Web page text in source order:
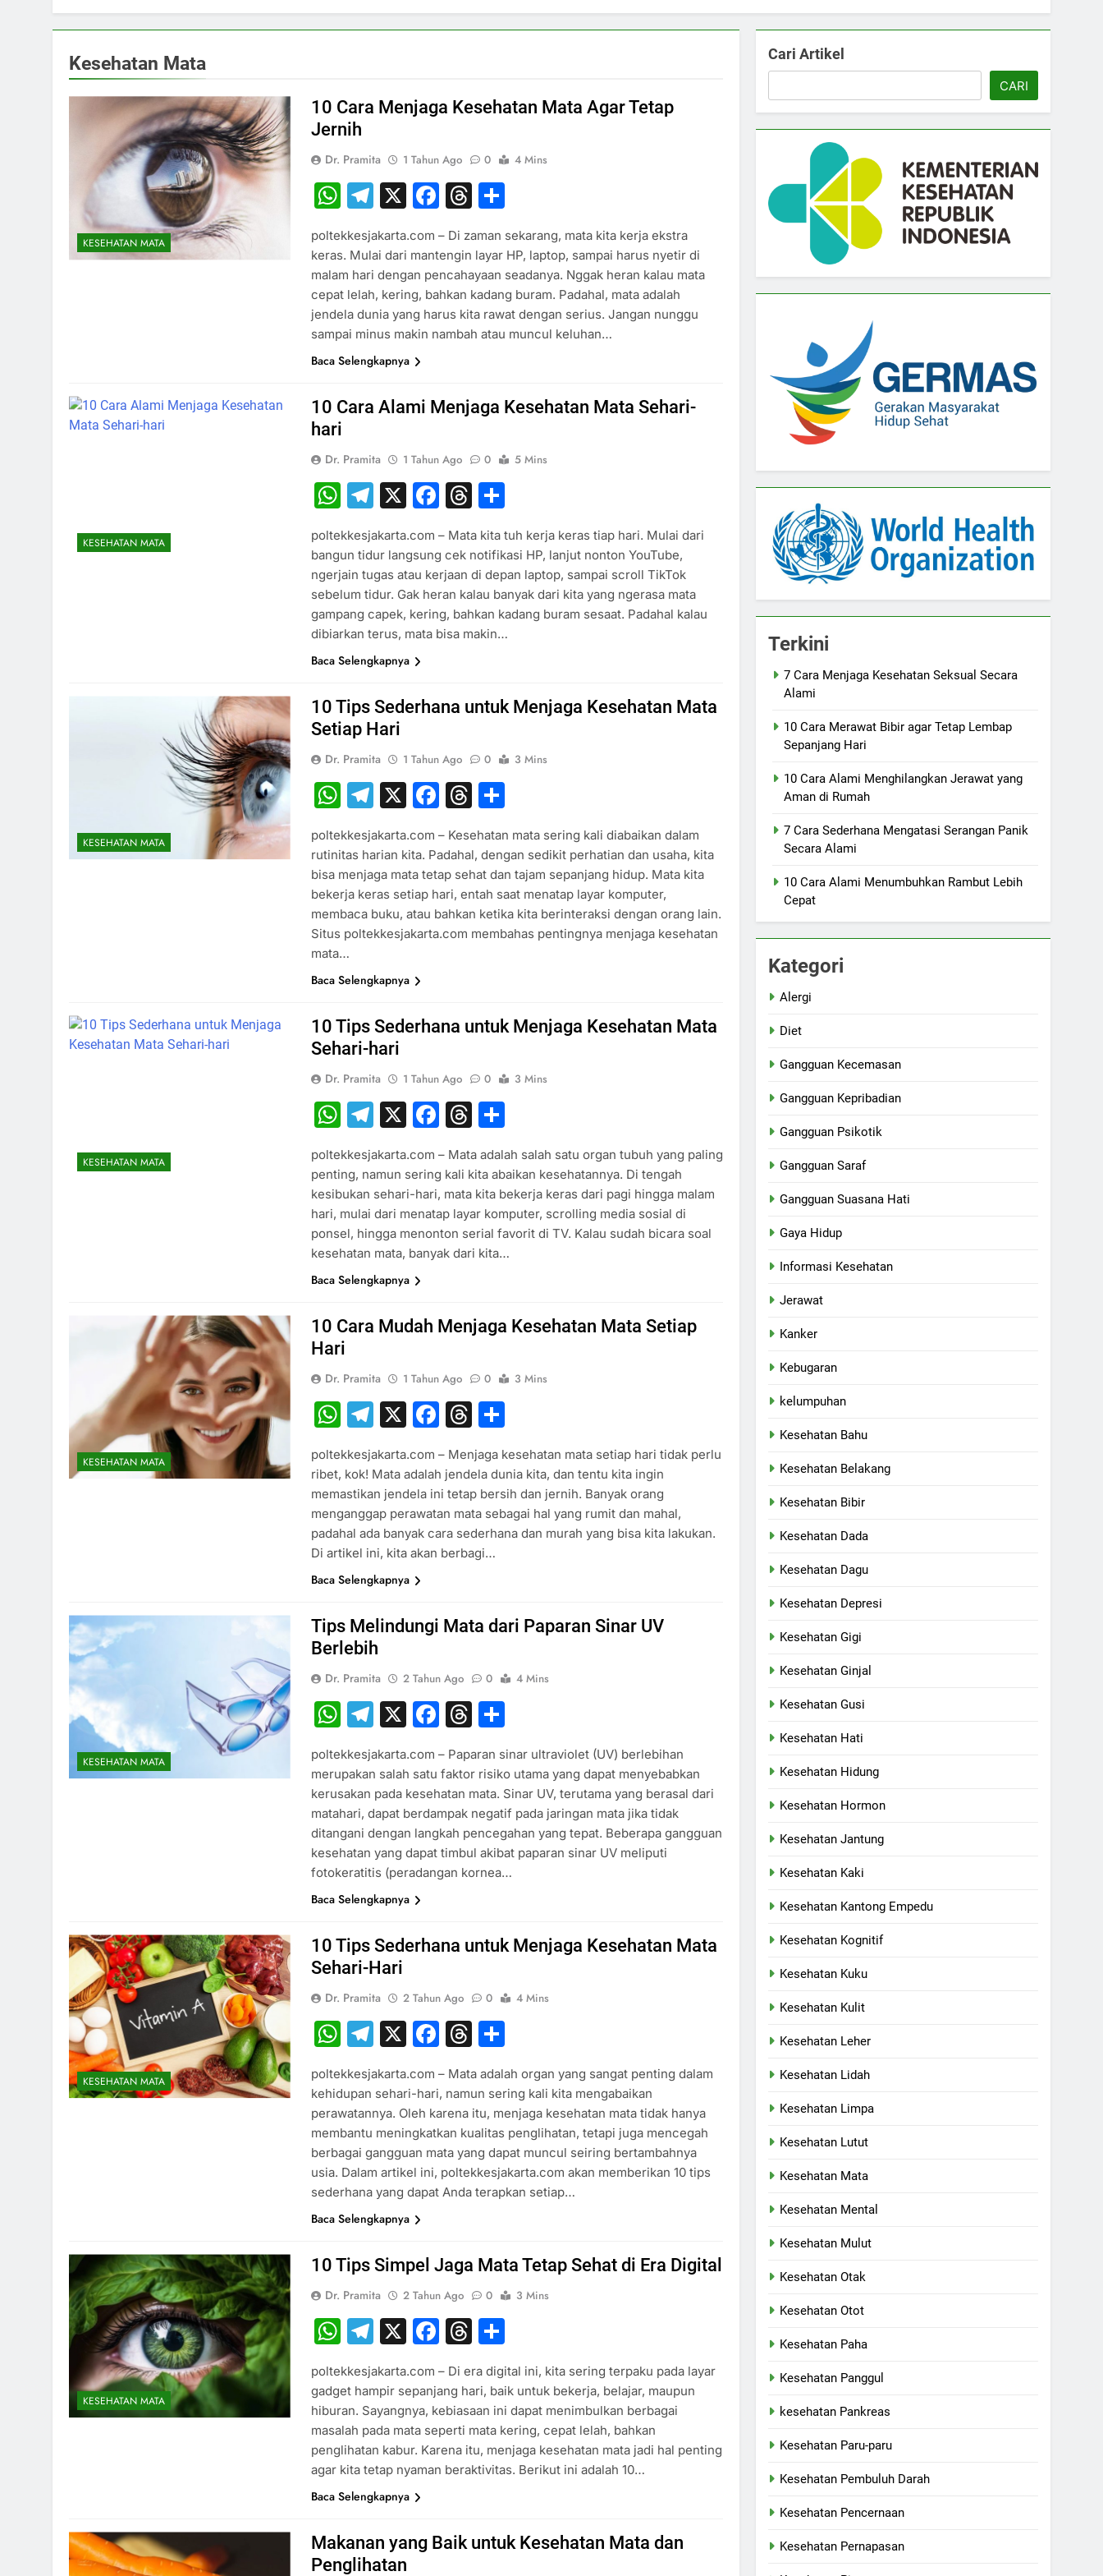
Kesehatan Mata
KESEHATAN MATA
10 Cara Menjaga Kesehatan Mata Agar Tetap
Jernih
Dr. Pramita 1 Tahun Ago 0 4 Mins
WhatsApp
Telegram
X Facebook
Threads
poltekkesjakarta.com – Di zaman sekarang, mata kita kerja ekstra
keras. Mulai dari mantengin layar HP, laptop, sampai harus nyetir di
malam hari dengan pencahayaan seadanya. Nggak heran kalau mata
cepat lelah, kering, bahkan kadang buram. Padahal, mata adalah
jendela dunia yang harus kita rawat dengan serius. Jangan nunggu
sampai minus makin nambah atau muncul keluhan…
Baca Selengkapnya
KESEHATAN MATA
10 Cara Alami Menjaga Kesehatan Mata Sehari-
hari
Dr. Pramita 1 Tahun Ago 0 5 Mins
WhatsApp
Telegram
X Facebook
Threads
poltekkesjakarta.com – Mata kita tuh kerja keras tiap hari. Mulai dari
bangun tidur langsung cek notifikasi HP, lanjut nonton YouTube,
ngerjain tugas atau kerjaan di depan laptop, sampai scroll TikTok
sebelum tidur. Gak heran kalau banyak dari kita yang ngerasa mata
gampang capek, kering, bahkan kadang buram sesaat. Padahal kalau
dibiarkan terus, mata bisa makin…
Baca Selengkapnya
KESEHATAN MATA
10 Tips Sederhana untuk Menjaga Kesehatan Mata
Setiap Hari
Dr. Pramita 1 Tahun Ago 0 3 Mins
WhatsApp
Telegram
X Facebook
Threads
poltekkesjakarta.com – Kesehatan mata sering kali diabaikan dalam
rutinitas harian kita. Padahal, dengan sedikit perhatian dan usaha, kita
bisa menjaga mata tetap sehat dan tajam sepanjang hidup. Mata kita
bekerja keras setiap hari, entah saat menatap layar komputer,
membaca buku, atau bahkan ketika kita berinteraksi dengan orang lain.
Situs poltekkesjakarta.com membahas pentingnya menjaga kesehatan
mata…
Baca Selengkapnya
KESEHATAN MATA
10 Tips Sederhana untuk Menjaga Kesehatan Mata
Sehari-hari
Dr. Pramita 1 Tahun Ago 0 3 Mins
WhatsApp
Telegram
X Facebook
Threads
poltekkesjakarta.com – Mata adalah salah satu organ tubuh yang paling
penting, namun sering kali kita abaikan kesehatannya. Di tengah
kesibukan sehari-hari, mata kita bekerja keras dari pagi hingga malam
hari, mulai dari menatap layar komputer, scrolling media sosial di
ponsel, hingga menonton serial favorit di TV. Kalau sudah bicara soal
kesehatan mata, banyak dari kita…
Baca Selengkapnya
KESEHATAN MATA
10 Cara Mudah Menjaga Kesehatan Mata Setiap
Hari
Dr. Pramita 1 Tahun Ago 0 3 Mins
WhatsApp
Telegram
X Facebook
Threads
poltekkesjakarta.com – Menjaga kesehatan mata setiap hari tidak perlu
ribet, kok! Mata adalah jendela dunia kita, dan tentu kita ingin
memastikan jendela ini tetap bersih dan jernih. Banyak orang
menganggap perawatan mata sebagai hal yang rumit dan mahal,
padahal ada banyak cara sederhana dan murah yang bisa kita lakukan.
Di artikel ini, kita akan berbagi…
Baca Selengkapnya
KESEHATAN MATA
Tips Melindungi Mata dari Paparan Sinar UV
Berlebih
Dr. Pramita 2 Tahun Ago 0 4 Mins
WhatsApp
Telegram
X Facebook
Threads
poltekkesjakarta.com – Paparan sinar ultraviolet (UV) berlebihan
merupakan salah satu faktor risiko utama yang dapat menyebabkan
kerusakan pada kesehatan mata. Sinar UV, terutama yang berasal dari
matahari, dapat berdampak negatif pada jaringan mata jika tidak
ditangani dengan langkah pencegahan yang tepat. Beberapa gangguan
kesehatan yang dapat timbul akibat paparan sinar UV meliputi
fotokeratitis (peradangan kornea…
Baca Selengkapnya
KESEHATAN MATA
10 Tips Sederhana untuk Menjaga Kesehatan Mata
Sehari-Hari
Dr. Pramita 2 Tahun Ago 0 4 Mins
WhatsApp
Telegram
X Facebook
Threads
poltekkesjakarta.com – Mata adalah organ yang sangat penting dalam
kehidupan sehari-hari, namun sering kali kita mengabaikan
perawatannya. Oleh karena itu, menjaga kesehatan mata tidak hanya
membantu meningkatkan kualitas penglihatan, tetapi juga mencegah
berbagai gangguan mata yang dapat muncul seiring bertambahnya
usia. Dalam artikel ini, poltekkesjakarta.com akan memberikan 10 tips
sederhana yang dapat Anda terapkan setiap…
Baca Selengkapnya
KESEHATAN MATA
10 Tips Simpel Jaga Mata Tetap Sehat di Era Digital
Dr. Pramita 2 Tahun Ago 0 3 Mins
WhatsApp
Telegram
X Facebook
Threads
poltekkesjakarta.com – Di era digital ini, kita sering terpaku pada layar
gadget hampir sepanjang hari, baik untuk bekerja, belajar, maupun
hiburan. Sayangnya, kebiasaan ini dapat menimbulkan berbagai
masalah pada mata seperti mata kering, cepat lelah, bahkan
penglihatan kabur. Karena itu, menjaga kesehatan mata jadi hal penting
agar kita tetap nyaman beraktivitas. Berikut ini adalah 10…
Baca Selengkapnya
Makanan yang Baik untuk Kesehatan Mata dan
Penglihatan
Cari Artikel
CARI
Terkini
7 Cara Menjaga Kesehatan Seksual Secara
Alami
10 Cara Merawat Bibir agar Tetap Lembap
Sepanjang Hari
10 Cara Alami Menghilangkan Jerawat yang
Aman di Rumah
7 Cara Sederhana Mengatasi Serangan Panik
Secara Alami
10 Cara Alami Menumbuhkan Rambut Lebih
Cepat
Kategori
Alergi
Diet
Gangguan Kecemasan
Gangguan Kepribadian
Gangguan Psikotik
Gangguan Saraf
Gangguan Suasana Hati
Gaya Hidup
Informasi Kesehatan
Jerawat
Kanker
Kebugaran
kelumpuhan
Kesehatan Bahu
Kesehatan Belakang
Kesehatan Bibir
Kesehatan Dada
Kesehatan Dagu
Kesehatan Depresi
Kesehatan Gigi
Kesehatan Ginjal
Kesehatan Gusi
Kesehatan Hati
Kesehatan Hidung
Kesehatan Hormon
Kesehatan Jantung
Kesehatan Kaki
Kesehatan Kantong Empedu
Kesehatan Kognitif
Kesehatan Kuku
Kesehatan Kulit
Kesehatan Leher
Kesehatan Lidah
Kesehatan Limpa
Kesehatan Lutut
Kesehatan Mata
Kesehatan Mental
Kesehatan Mulut
Kesehatan Otak
Kesehatan Otot
Kesehatan Paha
Kesehatan Panggul
kesehatan Pankreas
Kesehatan Paru-paru
Kesehatan Pembuluh Darah
Kesehatan Pencernaan
Kesehatan Pernapasan